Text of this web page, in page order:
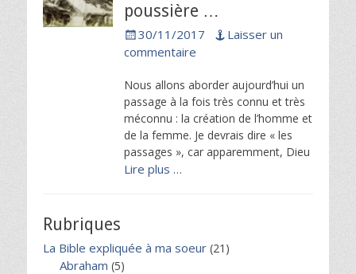
poussière …
Posted
30/11/2017
Laisser un
commentaire
Nous allons aborder aujourd’hui un
passage à la fois très connu et très
méconnu : la création de l’homme et
de la femme. Je devrais dire « les
passages », car apparemment, Dieu
Lire plus …
Rubriques
La Bible expliquée à ma soeur (21)
Abraham (5)